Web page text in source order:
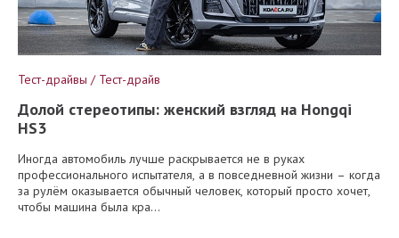
Тест-драйвы / Тест-драйв
Долой стереотипы: женский взгляд на Hongqi
HS3
Иногда автомобиль лучше раскрывается не в руках
профессионального испытателя, а в повседневной жизни – когда
за рулём оказывается обычный человек, который просто хочет,
чтобы машина была кра...